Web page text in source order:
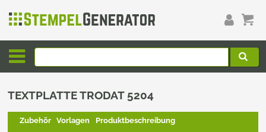
TEXTPLATTE TRODAT 5204
Zubehör Vorlagen
Produktbeschreibung